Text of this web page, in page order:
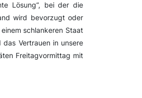
Lösung“, bei der die
wird bevorzugt oder
schlankeren Staat
Vertrauen in unsere
Freitagvormittag mit